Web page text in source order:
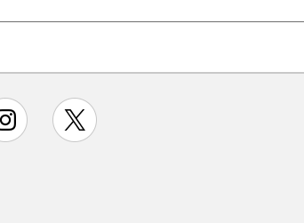
instagram